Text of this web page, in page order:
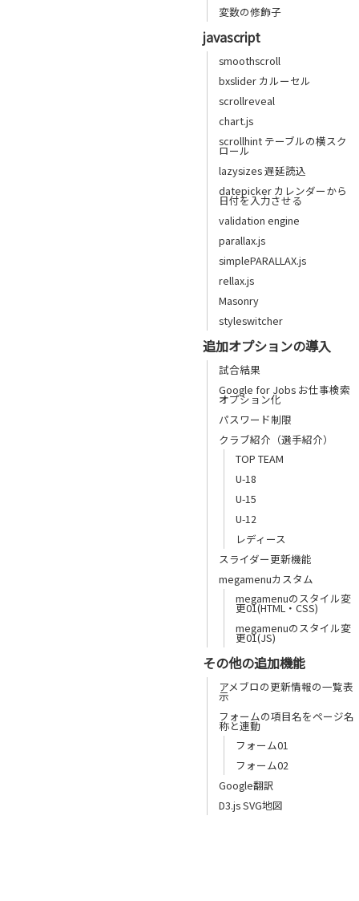
変数の修飾子
javascript
smoothscroll
bxslider カルーセル
scrollreveal
chart.js
scrollhint テーブルの横スク
ロール
lazysizes 遅延読込
datepicker カレンダーから
日付を入力させる
validation engine
parallax.js
simplePARALLAX.js
rellax.js
Masonry
styleswitcher
追加オプションの導入
試合結果
Google for Jobs お仕事検索
オプション化
パスワード制限
クラブ紹介（選手紹介）
TOP TEAM
U-18
U-15
U-12
レディース
スライダー更新機能
megamenuカスタム
megamenuのスタイル変
更01(HTML・CSS)
megamenuのスタイル変
更01(JS)
その他の追加機能
アメブロの更新情報の一覧表
示
フォームの項目名をページ名
称と連動
フォーム01
フォーム02
Google翻訳
D3.js SVG地図